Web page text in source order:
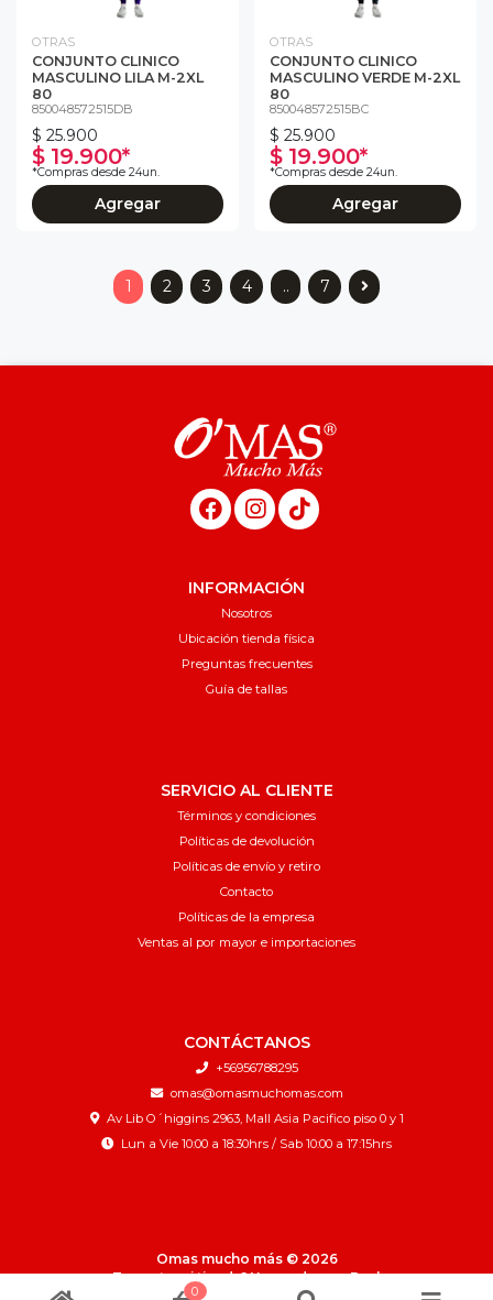
OTRAS
CONJUNTO CLINICO
MASCULINO LILA M-2XL
80
850048572515DB
$ 25.900
$ 19.900*
*Compras desde 24un.
Agregar
OTRAS
CONJUNTO CLINICO
MASCULINO VERDE M-2XL
80
850048572515BC
$ 25.900
$ 19.900*
*Compras desde 24un.
Agregar
1 2 3 4 .. 7
INFORMACIÓN
Nosotros
Ubicación tienda física
Preguntas frecuentes
Guía de tallas
SERVICIO AL CLIENTE
Términos y condiciones
Políticas de devolución
Políticas de envío y retiro
Contacto
Políticas de la empresa
Ventas al por mayor e importaciones
CONTÁCTANOS
+56956788295
omas@omasmuchomas.com
Av Lib O´higgins 2963, Mall Asia Pacifico piso 0 y 1
Lun a Vie 10:00 a 18:30hrs / Sab 10:00 a 17:15hrs
Omas mucho más © 2026
¿Te gusta mi tienda? Yo vendo conBsale
0